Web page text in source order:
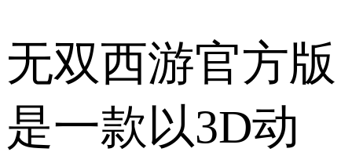
无双西游官方版
是一款以3D动